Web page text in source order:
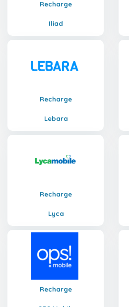
Recharge
Iliad
Recharge
Lebara
Recharge
Lyca
Recharge